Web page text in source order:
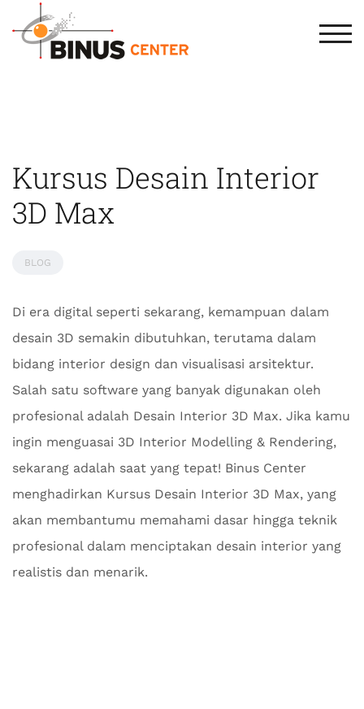
Kursus Desain Interior
3D Max
BLOG
Di era digital seperti sekarang, kemampuan dalam
desain 3D semakin dibutuhkan, terutama dalam
bidang interior design dan visualisasi arsitektur.
Salah satu software yang banyak digunakan oleh
profesional adalah Desain Interior 3D Max. Jika kamu
ingin menguasai 3D Interior Modelling & Rendering,
sekarang adalah saat yang tepat! Binus Center
menghadirkan Kursus Desain Interior 3D Max, yang
akan membantumu memahami dasar hingga teknik
profesional dalam menciptakan desain interior yang
realistis dan menarik.